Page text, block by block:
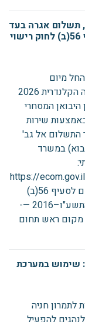
בקשות ליבוא מסחרי לשנה קלנדרית 2026, תשלום אגרה בעד
רישיון יבואן מסחרי ודיווח כמתחייב מסעיף 56(ב) לחוק רישוי
דרישות החובה לשנת 2026, החל מיום
1.11.2025 ניתן יהיה להגיש בקשות יבוא לשנה הקלנדרית 2026
המסחרי
באמצעות שירות
התשלום אל גב'
במשרד
https://
port. אם טרם הוסדר נושא ההון העצמי בהתאם לסעיף 56(ב)
לחוק רישוי שירותים ומקצועות בענף הרכב, התשע"ו–2016 —-
מקום ראש תחום
התעבורה: שימוש במערכת
חניה